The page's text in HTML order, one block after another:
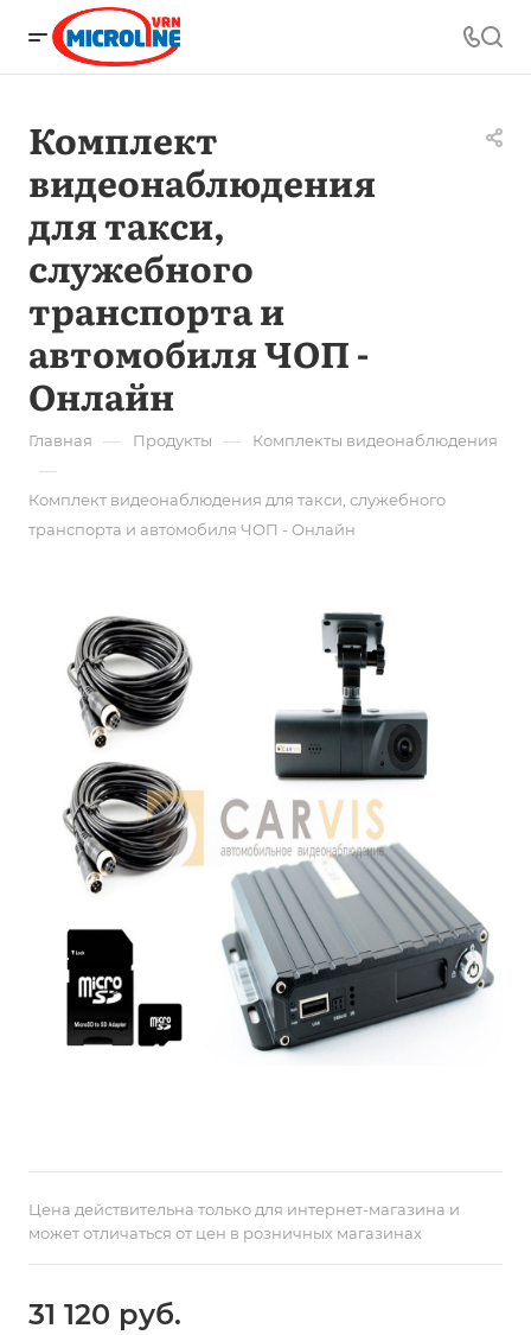
Комплект
видеонаблюдения
для такси,
служебного
транспорта и
автомобиля ЧОП -
Онлайн
Главная — Продукты — Комплекты видеонаблюдения
—
Комплект видеонаблюдения для такси, служебного
транспорта и автомобиля ЧОП - Онлайн
Цена действительна только для интернет-магазина и
может отличаться от цен в розничных магазинах
31 120 руб.